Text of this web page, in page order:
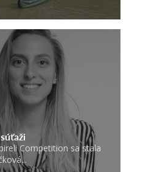
Competition sa stala